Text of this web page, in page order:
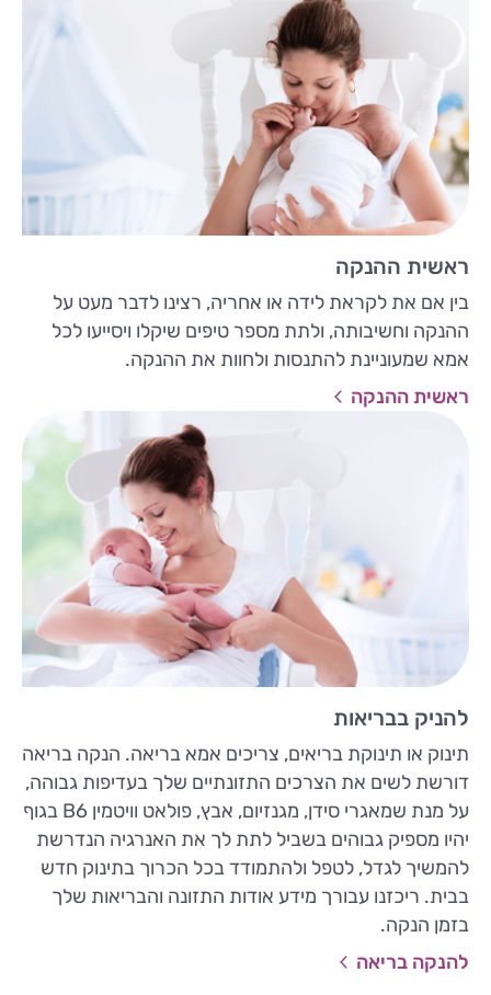
ראשית ההנקה
בין אם את לקראת לידה או אחריה, רצינו לדבר מעט על
ההנקה וחשיבותה, ולתת מספר טיפים שיקלו ויסייעו לכל
אמא שמעוניינת להתנסות ולחוות את ההנקה.
ראשית ההנקה
להניק בבריאות
תינוק או תינוקת בריאים, צריכים אמא בריאה. הנקה בריאה
דורשת לשים את הצרכים התזונתיים שלך בעדיפות גבוהה,
על מנת שמאגרי סידן, מגנזיום, אבץ, פולאט וויטמין B6 בגוף
יהיו מספיק גבוהים בשביל לתת לך את האנרגיה הנדרשת
להמשיך לגדל, לטפל ולהתמודד בכל הכרוך בתינוק חדש
בבית. ריכזנו עבורך מידע אודות התזונה והבריאות שלך
בזמן הנקה.
להנקה בריאה